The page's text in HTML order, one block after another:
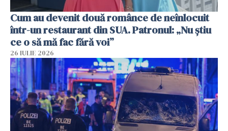
Cum au devenit două românce de neînlocuit
într-un restaurant din SUA. Patronul: „Nu știu
ce o să mă fac fără voi”
26 IULIE 2026